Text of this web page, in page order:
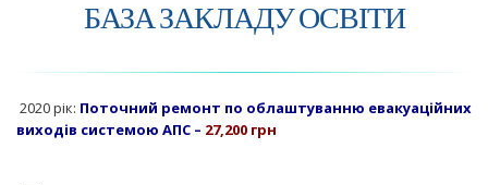
БАЗА ЗАКЛАДУ ОСВІТИ
2020 рік: Поточний ремонт по облаштуванню евакуаційних
виходів системою АПС – 27,200 грн